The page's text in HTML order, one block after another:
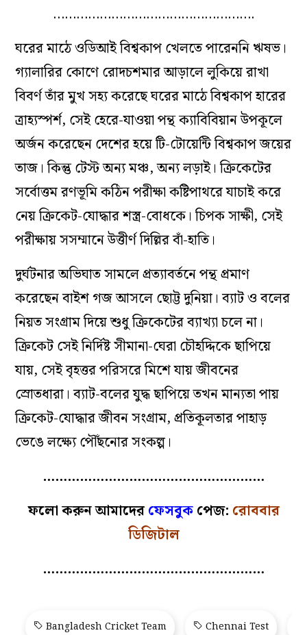
…………………………………………….
ঘরের মাঠে ওডিআই বিশ্বকাপ খেলতে পারেননি ঋষভ।
গ্যালারির কোণে রোদচশমার আড়ালে লুকিয়ে রাখা
বিবর্ণ তাঁর মুখ সহ্য করেছে ঘরের মাঠে বিশ্বকাপ হারের
ত্রাহ্যস্পর্শ, সেই হেরে-যাওয়া পন্থ ক্যাবিবিয়ান উপকূলে
অর্জন করেছেন দেশের হয়ে টি-টোয়েন্টি বিশ্বকাপ জয়ের
তাজ। কিন্তু টেস্ট অন্য মঞ্চ, অন্য লড়াই। ক্রিকেটের
সর্বোত্তম রণভূমি কঠিন পরীক্ষা কষ্টিপাথরে যাচাই করে
নেয় ক্রিকেট-যোদ্ধার শস্ত্র-বোধকে। চিপক সাক্ষী, সেই
পরীক্ষায় সসম্মানে উত্তীর্ণ দিল্লির বাঁ-হাতি।
দুর্ঘটনার অভিঘাত সামলে প্রত্যাবর্তনে পন্থ প্রমাণ
করেছেন বাইশ গজ আসলে ছোট্ট দুনিয়া। ব্যাট ও বলের
নিয়ত সংগ্রাম দিয়ে শুধু ক্রিকেটের ব্যাখ্যা চলে না।
ক্রিকেট সেই নির্দিষ্ট সীমানা-ঘেরা চৌহদ্দিকে ছাপিয়ে
যায়, সেই বৃহত্তর পরিসরে মিশে যায় জীবনের
স্রোতধারা। ব্যাট-বলের যুদ্ধ ছাপিয়ে তখন মান্যতা পায়
ক্রিকেট-যোদ্ধার জীবন সংগ্রাম, প্রতিকূলতার পাহাড়
ভেঙে লক্ষ্যে পৌঁছনোর সংকল্প।
………………………………………………
ফলো করুন আমাদেরফেসবুকপেজ: রোববার
ডিজিটাল
………………………………………………
Bangladesh Cricket Team Chennai Test